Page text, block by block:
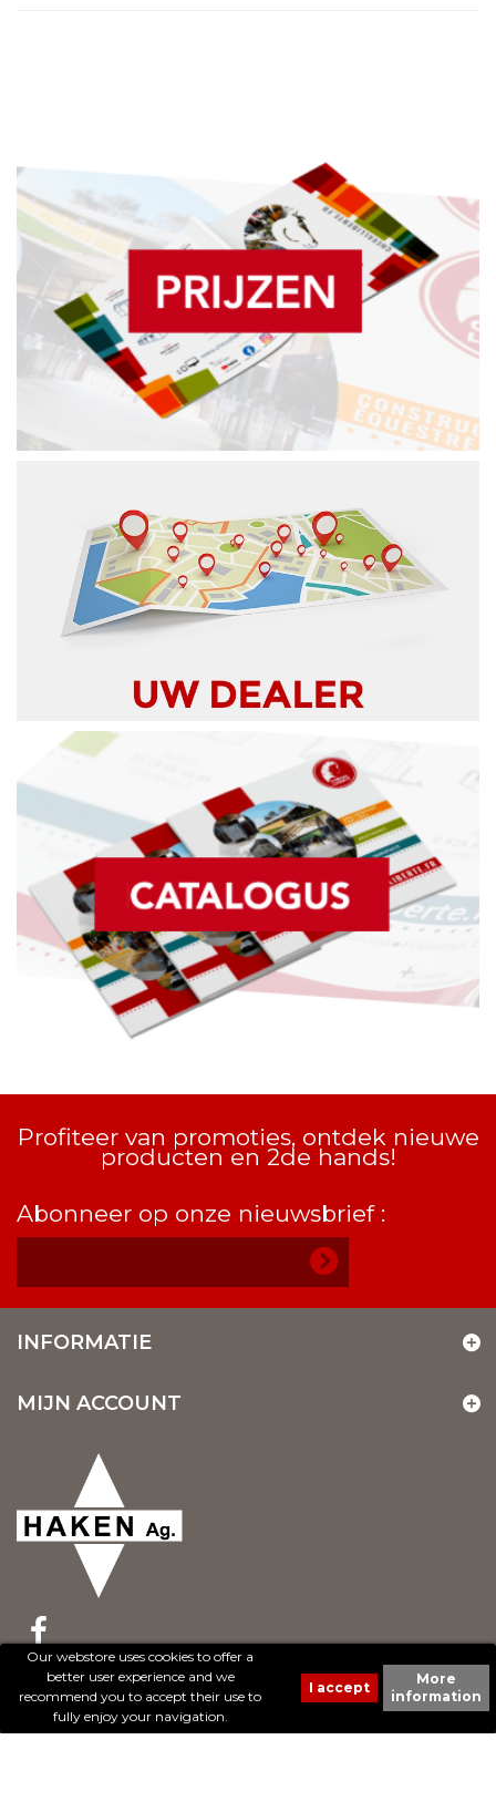
Our webstore uses cookies to offer a
better user experience and we
recommend you to accept their use to
fully enjoy your navigation.
More
information
Profiteer van promoties, ontdek nieuwe
producten en 2de hands!
Abonneer op onze nieuwsbrief :
INFORMATIE
MIJN ACCOUNT
© 2017 - Cheval Liberté. Tous droits réservés.
Création de sites Internet | ProduWeb